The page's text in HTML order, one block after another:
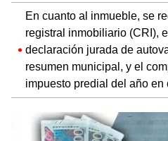
En cuanto al inmueble, se
registral inmobiliario (CRI),
declaración jurada de
resumen municipal, y el
impuesto predial del año en